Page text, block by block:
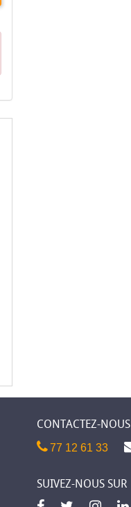
CONTACTEZ-NOUS
77 12 61 33
SUIVEZ-NOUS SUR